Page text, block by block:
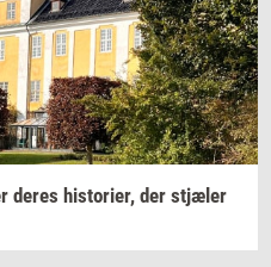
deres hi­sto­ri­er, der stjæ­ler